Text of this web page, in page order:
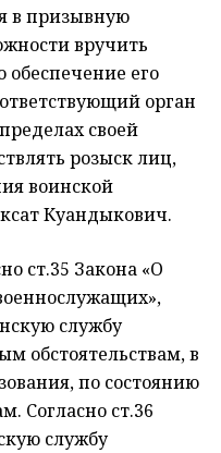
в призывную
вручить
его
орган
своей
розыск лиц,
воинской
Куандыкович.
ст.35 Закона «О
службу
обстоятельствам, в
по состоянию
Согласно ст.36
службу